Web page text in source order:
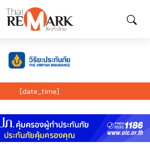
[date_time]